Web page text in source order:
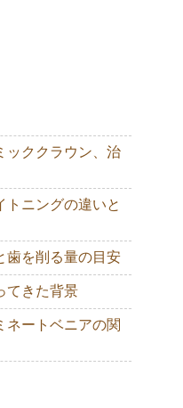
ッククラウン、治
トニングの違いと
歯を削る量の目安
てきた背景
ネートベニアの関